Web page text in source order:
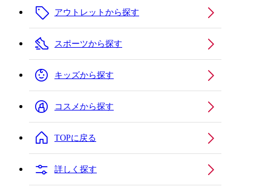
アウトレットから探す
スポーツから探す
キッズから探す
コスメから探す
TOPに戻る
詳しく探す